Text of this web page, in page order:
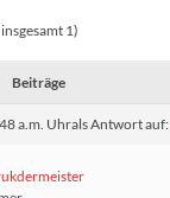
1)
Beiträge
a.m. Uhrals Antwort auf: